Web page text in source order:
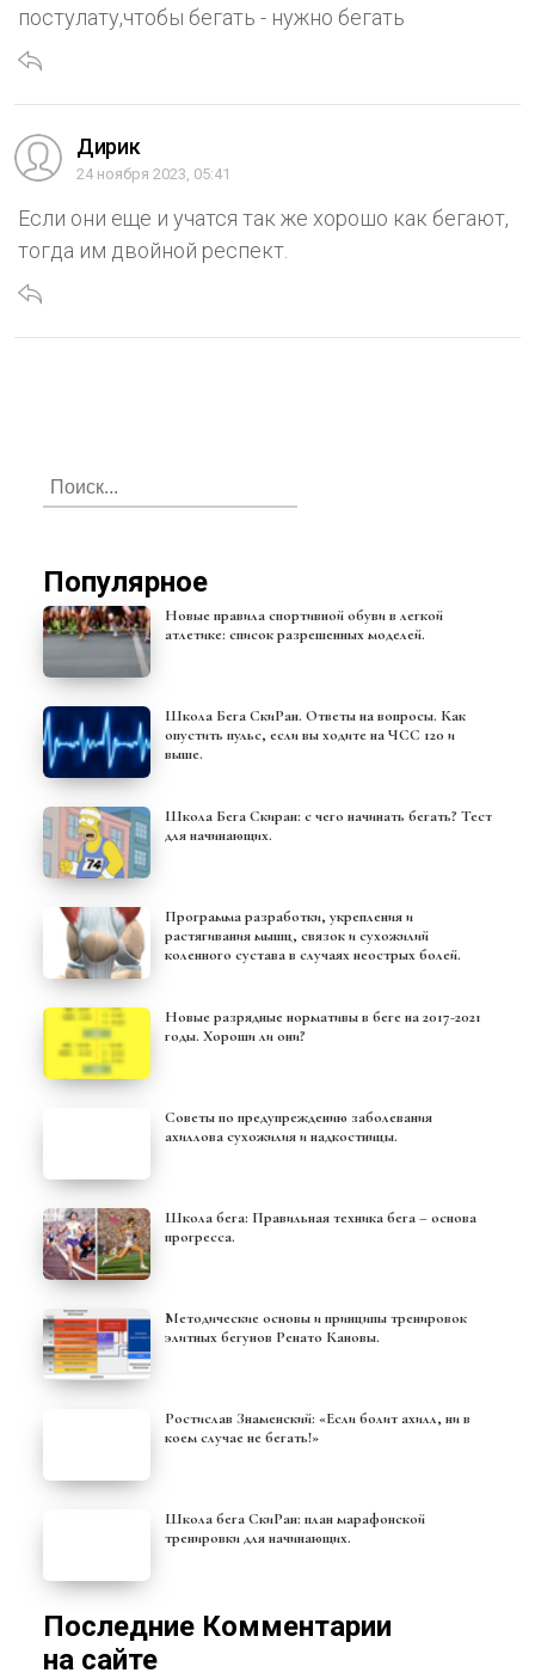
постулату,чтобы бегать - нужно бегать
Дирик
24 ноября 2023, 05:41
Если они еще и учатся так же хорошо как бегают,
тогда им двойной респект.
Популярное
Новые правила спортивной обуви в легкой
атлетике: список разрешенных моделей.
Школа Бега СкиРан. Ответы на вопросы. Как
опустить пульс, если вы ходите на ЧСС 120 и
выше.
Школа Бега Скиран: с чего начинать бегать? Тест
для начинающих.
Программа разработки, укрепления и
растягивания мышц, связок и сухожилий
коленного сустава в случаях неострых болей.
Новые разрядные нормативы в беге на 2017-2021
годы. Хороши ли они?
Советы по предупреждению заболевания
ахиллова сухожилия и надкостницы.
Школа бега: Правильная техника бега – основа
прогресса.
Методические основы и принципы тренировок
элитных бегунов Ренато Кановы.
Ростислав Знаменский: «Если болит ахилл, ни в
коем случае не бегать!»
Школа бега СкиРан: план марафонской
тренировки для начинающих.
Последние Комментарии
на сайте